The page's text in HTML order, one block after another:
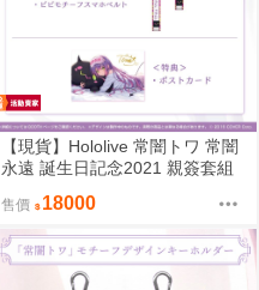
【現貨】Hololive 常闇トワ 常闇
永遠 誕生日記念2021 親簽套組
售價 18000